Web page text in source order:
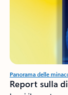
Panorama delle
Report sulla